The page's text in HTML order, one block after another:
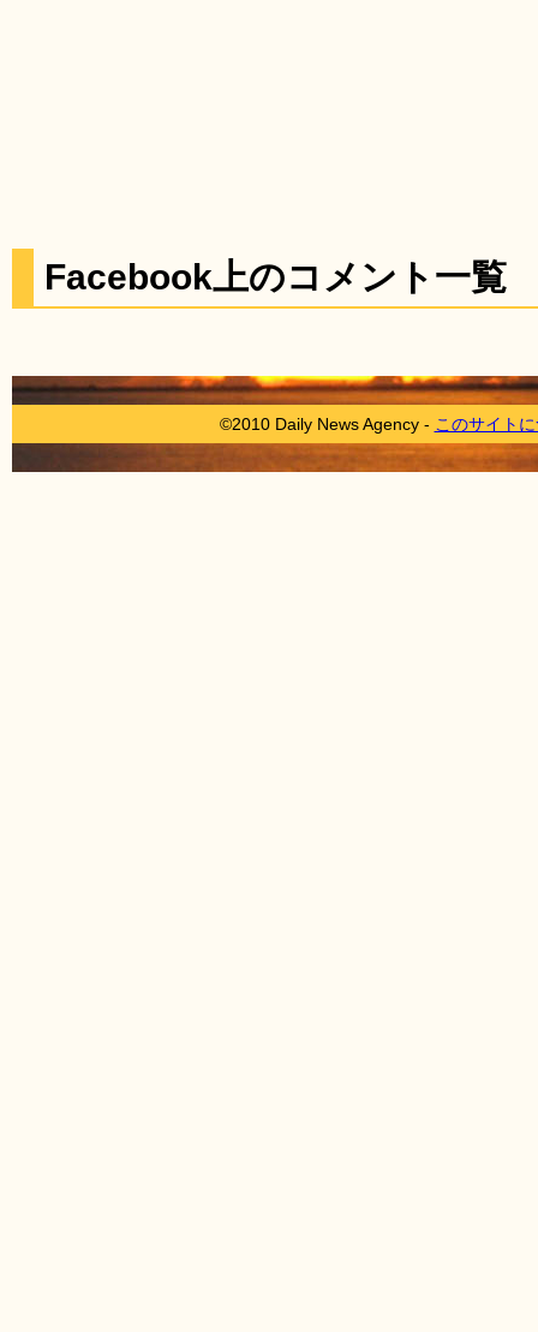
Facebook上のコメント一覧
©2010 Daily News Agency - このサイト